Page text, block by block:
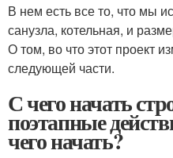
В нем есть все то, что мы
санузла, котельная, и
О том, во что этот проект
следующей части.
С чего начать
поэтапные
чего начать?